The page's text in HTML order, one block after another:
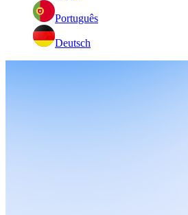
Português
Deutsch